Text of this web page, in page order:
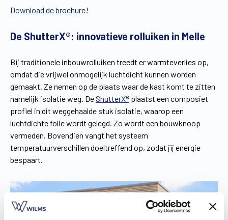
Download de brochure!
De ShutterX®: innovatieve rolluiken in Melle
Bij traditionele inbouwrolluiken treedt er warmteverlies op,
omdat die vrijwel onmogelijk luchtdicht kunnen worden
gemaakt. Ze nemen op de plaats waar de kast komt te zitten
namelijk isolatie weg. DeShutterX® plaatst een composiet
profiel in dit weggehaalde stuk isolatie, waarop een
luchtdichte folie wordt gelegd. Zo wordt een bouwknoop
vermeden. Bovendien vangt het systeem
temperatuurverschillen doeltreffend op, zodat jij energie
bespaart.